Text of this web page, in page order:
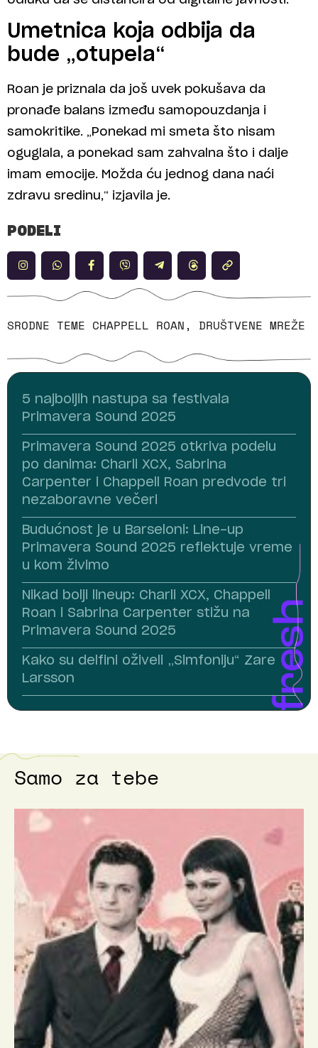
Umetnica koja odbija da
bude „otupela“
Roan je priznala da još uvek pokušava da
pronađe balans između samopouzdanja i
samokritike. „Ponekad mi smeta što nisam
oguglala, a ponekad sam zahvalna što i dalje
imam emocije. Možda ću jednog dana naći
zdravu sredinu,“ izjavila je.
PODELI
SRODNE TEME CHAPPELL ROAN, DRUŠTVENE MREŽE
5 najboljih nastupa sa festivala
Primavera Sound 2025
Primavera Sound 2025 otkriva podelu
po danima: Charli XCX, Sabrina
Carpenter i Chappell Roan predvode tri
nezaboravne večeri
Budućnost je u Barseloni: Line-up
Primavera Sound 2025 reflektuje vreme
u kom živimo
Nikad bolji lineup: Charli XCX, Chappell
Roan i Sabrina Carpenter stižu na
Primavera Sound 2025
Kako su delfini oživeli „Simfoniju“ Zare
Larsson
Samo za tebe